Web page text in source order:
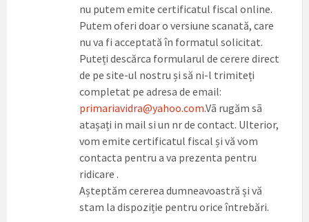
nu putem emite certificatul fiscal online.
Putem oferi doar o versiune scanată, care
nu va fi acceptată în formatul solicitat.
Puteți descărca formularul de cerere direct
de pe site-ul nostru și să ni-l trimiteți
completat pe adresa de email:
primariavidra@yahoo.com.Vã rugăm sã
atașați in mail si un nr de contact. Ulterior,
vom emite certificatul fiscal și vă vom
contacta pentru a va prezenta pentru
ridicare .
Așteptăm cererea dumneavoastră și vă
stam la dispoziție pentru orice întrebări.